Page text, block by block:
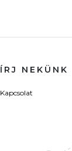
ÍRJ NEKÜNK
Kapcsolat